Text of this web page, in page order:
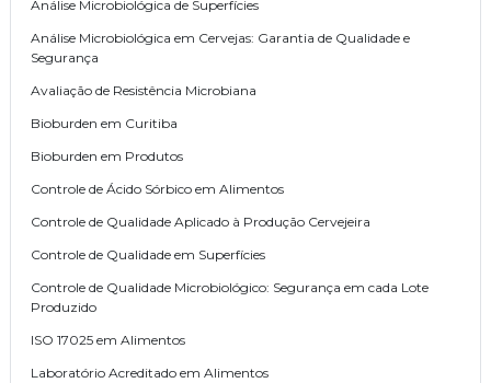
Análise Microbiológica de Superfícies
Análise Microbiológica em Cervejas: Garantia de Qualidade e
Segurança
Avaliação de Resistência Microbiana
Bioburden em Curitiba
Bioburden em Produtos
Controle de Ácido Sórbico em Alimentos
Controle de Qualidade Aplicado à Produção Cervejeira
Controle de Qualidade em Superfícies
Controle de Qualidade Microbiológico: Segurança em cada Lote
Produzido
ISO 17025 em Alimentos
Laboratório Acreditado em Alimentos